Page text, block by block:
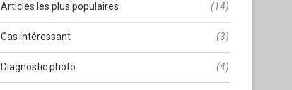
Articles les plus populaires (14)
Cas intéressant (3)
Diagnostic photo (4)